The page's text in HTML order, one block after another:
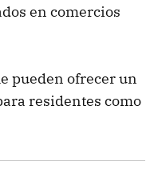
en comercios
pueden ofrecer un
residentes como